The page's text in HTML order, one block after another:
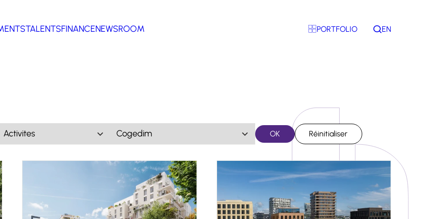
TALENTSFINANCENEWSROOM PORTFOLIO Rechercher
EN
Activites Marques OK Réinitialiser